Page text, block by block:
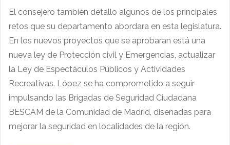
El consejero también detallo algunos de los principales
retos que su departamento abordara en esta legislatura.
En los nuevos proyectos que se aprobaran está una
nueva ley de Protección civil y Emergencias, actualizar
la Ley de Espectáculos Públicos y Actividades
Recreativas. López se ha comprometido a seguir
impulsando las Brigadas de Seguridad Ciudadana
BESCAM de la Comunidad de Madrid, diseñadas para
mejorar la seguridad en localidades de la región.